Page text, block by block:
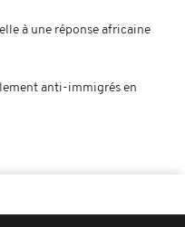
à une réponse africaine
anti-immigrés en